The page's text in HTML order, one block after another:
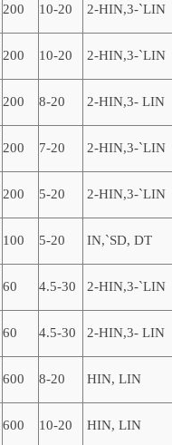
200 10-20 2-HIN,3-`LIN
200 10-20 2-HIN,3-`LIN
200 8-20 2-HIN,3- LIN
200 7-20 2-HIN,3-`LIN
200 5-20 2-HIN,3-`LIN
100 5-20 IN,`SD, DT
60 4.5-30 2-HIN,3-`LIN
60 4.5-30 2-HIN,3- LIN
600 8-20 HIN, LIN
600 10-20 HIN, LIN